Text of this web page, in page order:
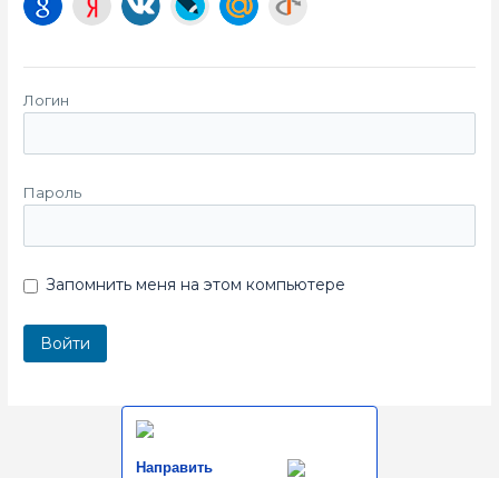
Логин
Пароль
Запомнить меня на этом компьютере
Направить